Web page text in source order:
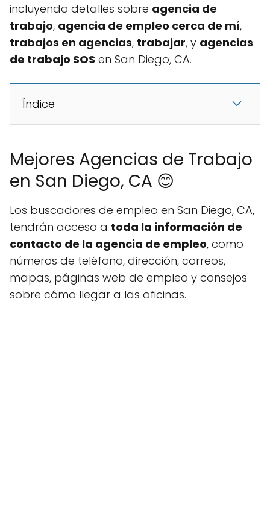
incluyendo detalles sobre agencia de
trabajo, agencia de empleo cerca de mí,
trabajos en agencias, trabajar, y agencias
de trabajo SOS en San Diego, CA.
Índice
Mejores Agencias de Trabajo
en San Diego, CA 😊
Los buscadores de empleo en San Diego, CA,
tendrán acceso a toda la información de
contacto de la agencia de empleo, como
números de teléfono, dirección, correos,
mapas, páginas web de empleo y consejos
sobre cómo llegar a las oficinas.